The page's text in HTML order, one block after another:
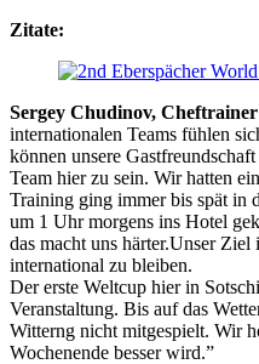
Zitate:
Sergey Chudinov,
internationalen Teams fühlen
können unsere
Team hier zu sein. Wir hatten
Training ging immer bis spät in
um 1 Uhr morgens ins Hotel
das macht uns härter.Unser Ziel
international zu bleiben.
Der erste Weltcup hier in
Veranstaltung. Bis auf das
Witterng nicht mitgespielt. Wir
Wochenende besser wird.”